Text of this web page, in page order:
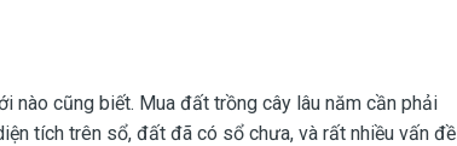
nào cũng biết. Mua đất trồng cây lâu năm cần phải
tích trên sổ, đất đã có sổ chưa, và rất nhiều vấn đề